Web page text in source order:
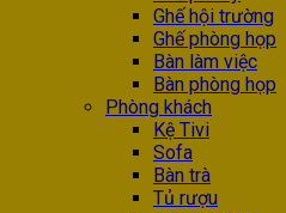
Ghế hội trường
Ghế phòng họp
Bàn làm việc
Bàn phòng họp
Phòng khách
Kệ Tivi
Sofa
Bàn trà
Tủ rượu